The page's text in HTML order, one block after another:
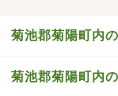
菊池郡菊陽町内
菊池郡菊陽町内